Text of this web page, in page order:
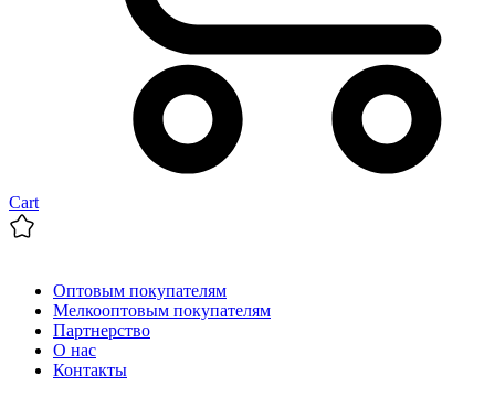
Cart
Оптовым покупателям
Мелкооптовым покупателям
Партнерство
О нас
Контакты